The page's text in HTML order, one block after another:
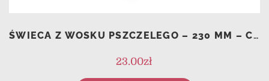
ŚWIECA Z WOSKU PSZCZELEGO – 230 MM – CZARNA, Z WĘGLEM BRZOZOWYM
23.00zł